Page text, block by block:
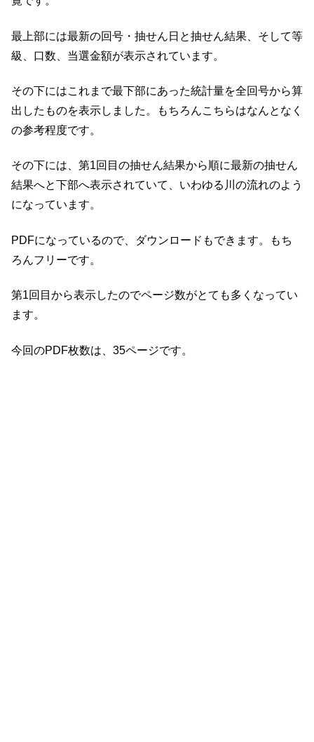
最上部には最新の回号・抽せん日と抽せん結果、そして等
級、口数、当選金額が表示されています。
その下にはこれまで最下部にあった統計量を全回号から算
出したものを表示しました。もちろんこちらはなんとなく
の参考程度です。
その下には、第1回目の抽せん結果から順に最新の抽せん
結果へと下部へ表示されていて、いわゆる川の流れのよう
になっています。
PDFになっているので、ダウンロードもできます。もち
ろんフリーです。
第1回目から表示したのでページ数がとても多くなってい
ます。
今回のPDF枚数は、35ページです。